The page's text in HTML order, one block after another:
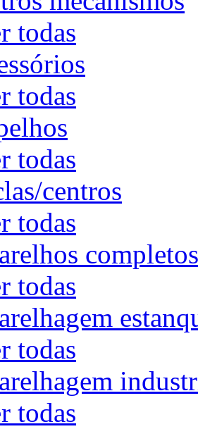
todas
todas
todas
centros
todas
completos
todas
todas
todas